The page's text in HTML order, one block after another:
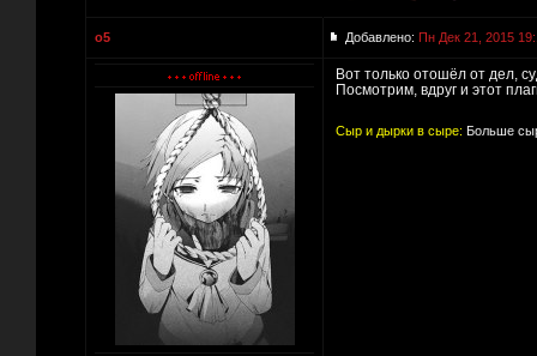
o5 Добавлено: Пн Дек 21, 2015
Вот только отошёл от дел,
Посмотрим, вдруг и этот
Сыр и дырки в сыре: Больше